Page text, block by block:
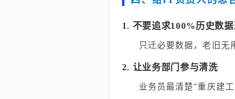
1. 不要追求100%历史数据
只迁必要数据，老旧无
2. 让业务部门参与清洗
业务员最清楚“重庆建